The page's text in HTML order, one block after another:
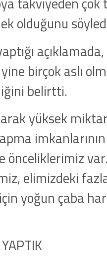
olduğunu
birçok aslı
belirtti.
yüksek
imkanlarının
önceliklerimiz
elimizdeki
yoğun çaba